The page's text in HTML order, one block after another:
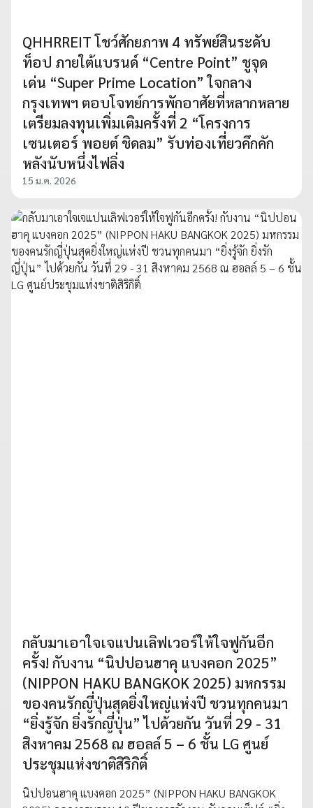
QHHRREIT โชว์ศักยภาพ 4 ทรัพย์สินระดับ
ท็อป ภายใต้แบรนด์ “Centre Point” ชูจุด
เด่น “Super Prime Location” ใจกลาง
กรุงเทพฯ ตอบโจทย์การพักอาศัยที่หลากหลาย
เตรียมลงทุนเพิ่มเติมครั้งที่ 2 “โครงการ
เซนเตอร์ พอยต์ ชิดลม” รับท่องเที่ยวคึกคัก
หลังนับหนึ่งไฟลิ่ง
15 ม.ค. 2026
กลับมาเอาใจเจแปนเลิฟเวอร์ให้ใจฟูกันอีก
ครั้ง! กับงาน “นิปปอนฮาคุ แบงคอก 2025”
(NIPPON HAKU BANGKOK 2025) มหกรรม
ของคนรักญี่ปุ่นสุดยิ่งใหญ่แห่งปี ชวนทุกคนมา
“ยิ่งรู้จัก ยิ่งรักญี่ปุ่น” ไปด้วยกัน วันที่ 29 - 31
สิงหาคม 2568 ณ ฮอลล์ 5 – 6 ชั้น LG ศูนย์
ประชุมแห่งชาติสิริกิติ์
นิปปอนฮาคุ แบงคอก 2025” (NIPPON HAKU BANGKOK